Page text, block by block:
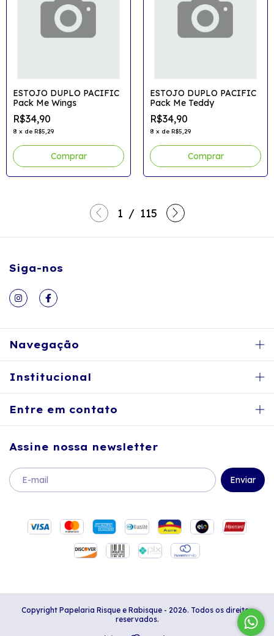
ESTOJO DUPLO PACIFIC
Pack Me Wings
R$34,90
8 x de R$5,29
ESTOJO DUPLO PACIFIC
Pack Me Teddy
R$34,90
8 x de R$5,29
1 / 115
Siga-nos
Navegação
Institucional
Entre em contato
Assine nossa newsletter
Copyright Papelaria Risque e Rabisque - 2026. Todos os direitos
reservados.